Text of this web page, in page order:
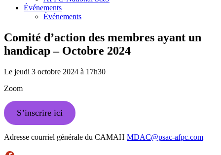
Événements
Événements
Comité d’action des membres ayant un
handicap – Octobre 2024
Le jeudi 3 octobre 2024 à 17h30
Zoom
S’inscrire ici
Adresse courriel générale du CAMAH MDAC@psac-afpc.com